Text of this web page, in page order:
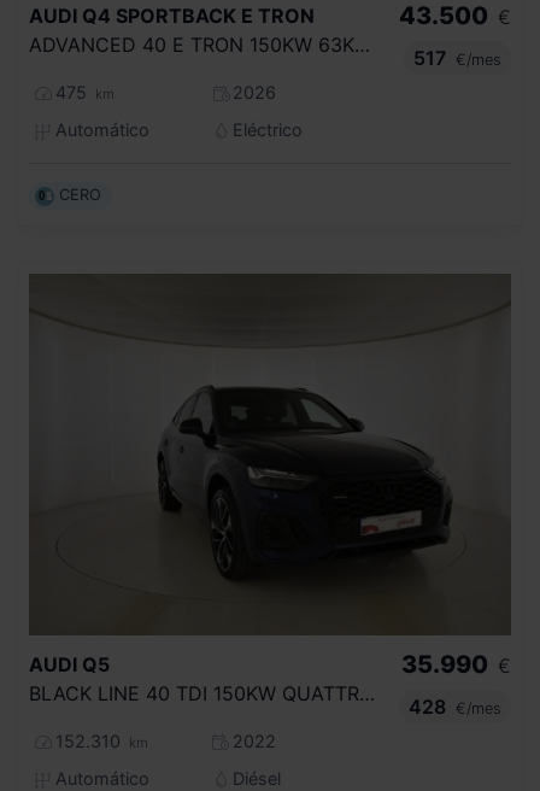
AUDI Q4 SPORTBACK E TRON
ADVANCED 40 E TRON 150KW 63KWH
475 km
2026
Automático
Eléctrico
43.500 €
517
€/mes
CERO
AUDI Q5
BLACK LINE 40 TDI 150KW QUATTRO ULTRA
152.310 km
2022
Automático
Diésel
35.990 €
428
€/mes